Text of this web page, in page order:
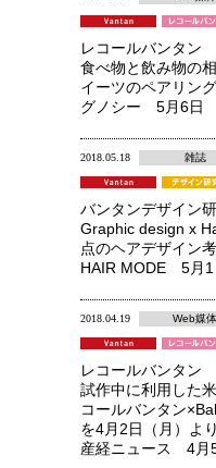
レコールバンタン
食べ物と飲み物の
イーツのペアリン
グノシー 5月6日
2018.05.18 雑誌
バンタンデザイン
Graphic design x
点のヘアデザイン考
HAIR MODE 5月1
2018.04.19 Web媒体
レコールバンタン
試作中に利用した
コールバンタン
を4月2日（月）よ
産経ニュース 4月5